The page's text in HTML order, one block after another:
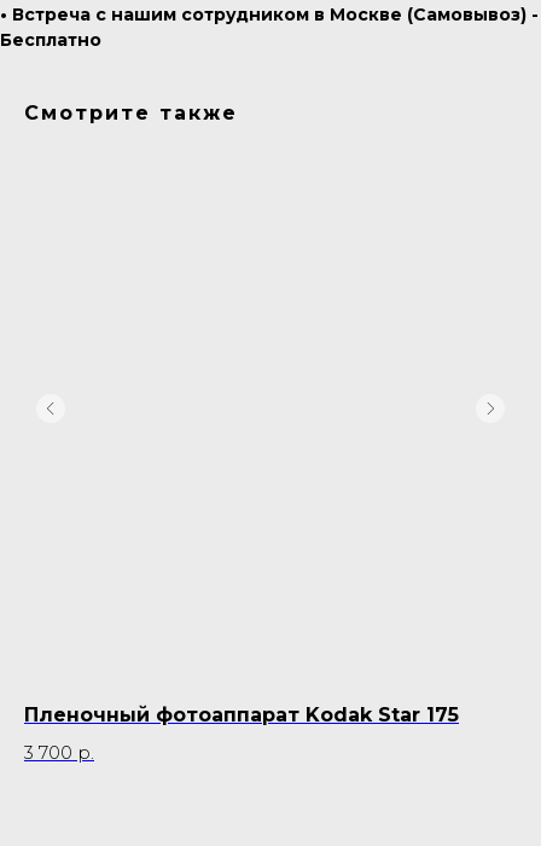
• Встреча с нашим сотрудником в Москве (Самовывоз) -
Бесплатно
Смотрите также
Пленочный фотоаппарат Kodak Star 175
3 700 р.